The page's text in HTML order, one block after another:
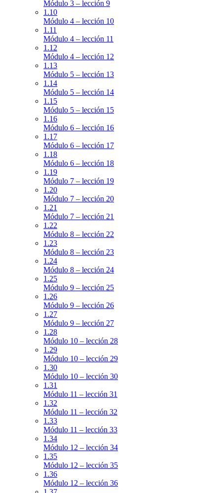
Módulo 3 – lección 9
1.10
Módulo 4 – lección 10
1.11
Módulo 4 – lección 11
1.12
Módulo 4 – lección 12
1.13
Módulo 5 – lección 13
1.14
Módulo 5 – lección 14
1.15
Módulo 5 – lección 15
1.16
Módulo 6 – lección 16
1.17
Módulo 6 – lección 17
1.18
Módulo 6 – lección 18
1.19
Módulo 7 – lección 19
1.20
Módulo 7 – lección 20
1.21
Módulo 7 – lección 21
1.22
Módulo 8 – lección 22
1.23
Módulo 8 – lección 23
1.24
Módulo 8 – lección 24
1.25
Módulo 9 – lección 25
1.26
Módulo 9 – lección 26
1.27
Módulo 9 – lección 27
1.28
Módulo 10 – lección 28
1.29
Módulo 10 – lección 29
1.30
Módulo 10 – lección 30
1.31
Módulo 11 – lección 31
1.32
Módulo 11 – lección 32
1.33
Módulo 11 – lección 33
1.34
Módulo 12 – lección 34
1.35
Módulo 12 – lección 35
1.36
Módulo 12 – lección 36